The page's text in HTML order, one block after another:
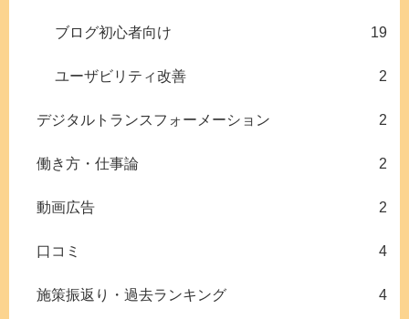
ブログ初心者向け 19
ユーザビリティ改善 2
デジタルトランスフォーメーション 2
働き方・仕事論 2
動画広告 2
口コミ 4
施策振返り・過去ランキング 4